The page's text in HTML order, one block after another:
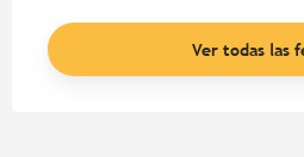
Ver todas las